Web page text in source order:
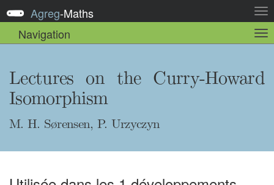
la
Agreg-Maths
Navigation
la
Lectures on the Curry-Howard
Isomorphism
M. H. Sørensen, P. Urzyczyn